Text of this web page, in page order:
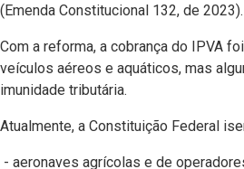
(Emenda Constitucional 132, de 2023).
Com a reforma, a cobrança do IPVA
veículos aéreos e aquáticos, mas
imunidade tributária.
Atualmente, a Constituição Federal
- aeronaves agrícolas e de